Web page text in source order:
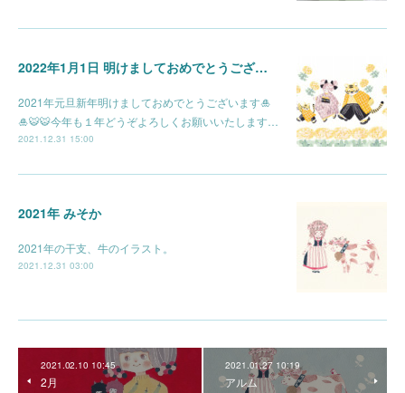
2022年1月1日 明けましておめでとうございます🎍
2021年元旦新年明けましておめでとうございます🎍
🎍🐯🐯今年も１年どうぞよろしくお願いいたします…
2021.12.31 15:00
2021年 みそか
2021年の干支、牛のイラスト。
2021.12.31 03:00
2021.02.10 10:45
2月
2021.01.27 10:19
アルム